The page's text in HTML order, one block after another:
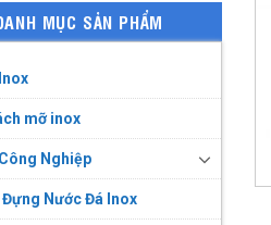
MỤC SẢN PHẨM
mỡ inox
Nghiệp
Đựng Nước Đá Inox